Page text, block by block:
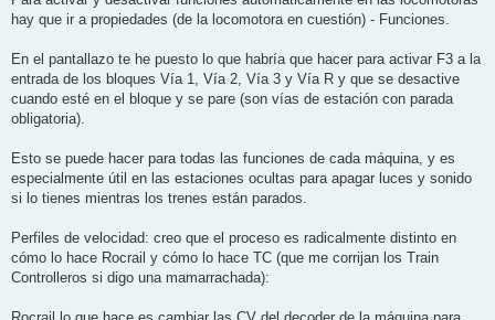
hay que ir a propiedades (de la locomotora en cuestión) - Funciones.
En el pantallazo te he puesto lo que habría que hacer para activar F3 a la
entrada de los bloques Vía 1, Vía 2, Vía 3 y Vía R y que se desactive
cuando esté en el bloque y se pare (son vías de estación con parada
obligatoria).
Esto se puede hacer para todas las funciones de cada máquina, y es
especialmente útil en las estaciones ocultas para apagar luces y sonido
si lo tienes mientras los trenes están parados.
Perfiles de velocidad: creo que el proceso es radicalmente distinto en
cómo lo hace Rocrail y cómo lo hace TC (que me corrijan los Train
Controlleros si digo una mamarrachada):